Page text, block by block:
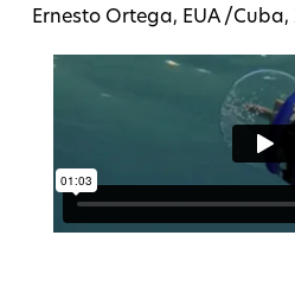
Ernesto Ortega, EUA /Cuba,